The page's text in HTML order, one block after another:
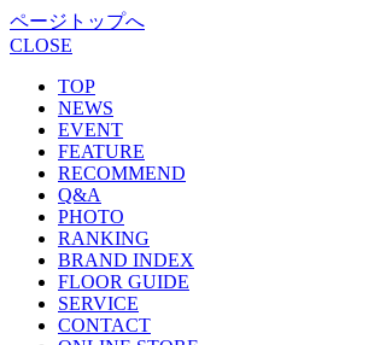
ページトップへ
CLOSE
TOP
NEWS
EVENT
FEATURE
RECOMMEND
Q&A
PHOTO
RANKING
BRAND INDEX
FLOOR GUIDE
SERVICE
CONTACT